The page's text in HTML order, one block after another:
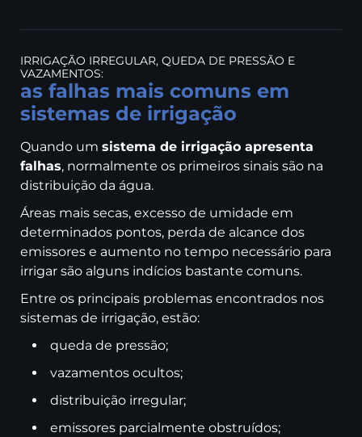
IRRIGAÇÃO IRREGULAR, QUEDA DE PRESSÃO E
VAZAMENTOS:
as falhas mais comuns em
sistemas de irrigação
Quando um sistema de irrigação apresenta
falhas, normalmente os primeiros sinais são na
distribuição da água.
Áreas mais secas, excesso de umidade em
determinados pontos, perda de alcance dos
emissores e aumento no tempo necessário para
irrigar são alguns indícios bastante comuns.
Entre os principais problemas encontrados nos
sistemas de irrigação, estão:
queda de pressão;
vazamentos ocultos;
distribuição irregular;
emissores parcialmente obstruídos;